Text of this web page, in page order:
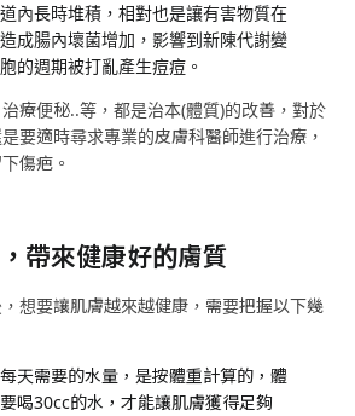
內長時堆積，相對也是讓有害物質在
成腸內壞菌增加，影響到新陳代謝變
的週期被打亂產生痘痘。
療便秘..等，都是治本(體質)的改善，對於
要適時尋求專業的皮膚科醫師進行治療，
傷疤。
帶來健康好的膚質
想要讓肌膚越來越健康，需要把握以下幾
每天需要的水量，是按體重計算的，體
喝30cc的水，才能讓肌膚獲得足夠